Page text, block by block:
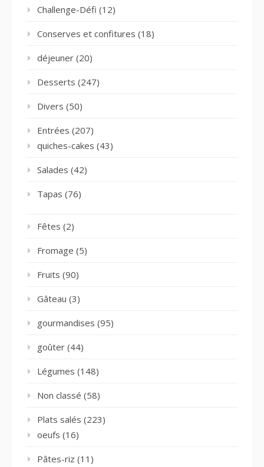
Challenge-Défi (12)
Conserves et confitures (18)
déjeuner (20)
Desserts (247)
Divers (50)
Entrées (207)
quiches-cakes (43)
Salades (42)
Tapas (76)
Fêtes (2)
Fromage (5)
Fruits (90)
Gâteau (3)
gourmandises (95)
goûter (44)
Légumes (148)
Non classé (58)
Plats salés (223)
oeufs (16)
Pâtes-riz (11)